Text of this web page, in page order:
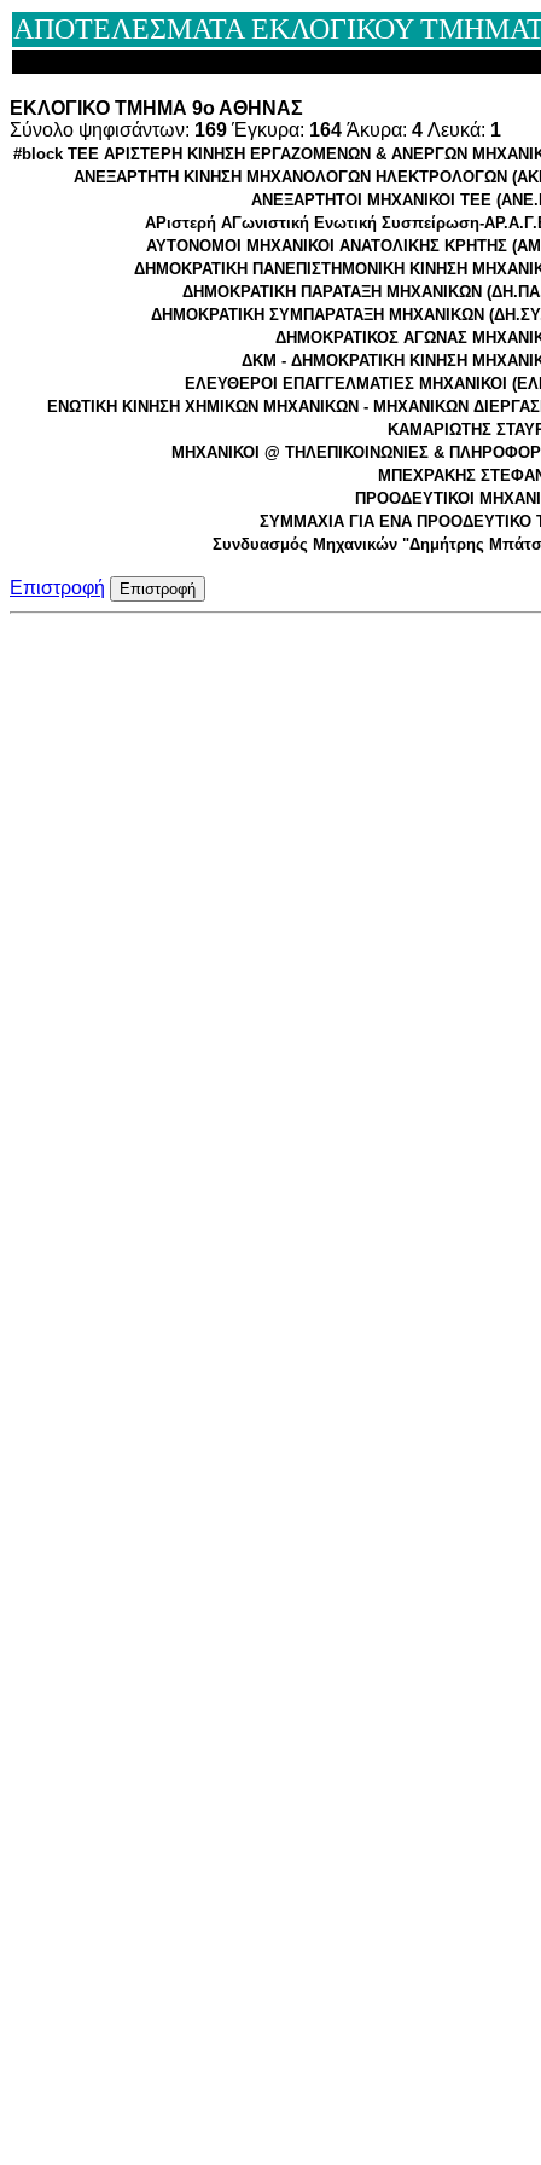
ΑΠΟΤΕΛΕΣΜΑΤΑ ΕΚΛΟΓΙΚΟΥ
ΕΚΛΟΓΙΚΟ ΤΜΗΜΑ 9ο ΑΘΗΝΑΣ
Σύνολο ψηφισάντων: 169 Έγκυρα: 164 Άκυρα: 4 Λευκά: 1
#block TEE ΑΡΙΣΤΕΡΗ ΚΙΝΗΣΗ ΕΡΓΑΖΟΜΕΝΩΝ & ΑΝΕΡΓΩΝ
ΑΝΕΞΑΡΤΗΤΗ ΚΙΝΗΣΗ ΜΗΧΑΝΟΛΟΓΩΝ ΗΛΕΚΤΡΟΛΟΓΩΝ
ΑΝΕΞΑΡΤΗΤΟΙ ΜΗΧΑΝΙΚΟΙ ΤΕΕ
ΑΡιστερή ΑΓωνιστική Ενωτική Συσπείρωση-
ΑΥΤΟΝΟΜΟΙ ΜΗΧΑΝΙΚΟΙ ΑΝΑΤΟΛΙΚΗΣ ΚΡΗΤΗΣ
ΔΗΜΟΚΡΑΤΙΚΗ ΠΑΝΕΠΙΣΤΗΜΟΝΙΚΗ ΚΙΝΗΣΗ
ΔΗΜΟΚΡΑΤΙΚΗ ΠΑΡΑΤΑΞΗ ΜΗΧΑΝΙΚΩΝ
ΔΗΜΟΚΡΑΤΙΚΗ ΣΥΜΠΑΡΑΤΑΞΗ ΜΗΧΑΝΙΚΩΝ
ΔΗΜΟΚΡΑΤΙΚΟΣ ΑΓΩΝΑΣ
ΔΚΜ - ΔΗΜΟΚΡΑΤΙΚΗ ΚΙΝΗΣΗ
ΕΛΕΥΘΕΡΟΙ ΕΠΑΓΓΕΛΜΑΤΙΕΣ ΜΗΧΑΝΙΚΟΙ
ΕΝΩΤΙΚΗ ΚΙΝΗΣΗ ΧΗΜΙΚΩΝ ΜΗΧΑΝΙΚΩΝ - ΜΗΧΑΝΙΚΩΝ
ΚΑΜΑΡΙΩΤΗΣ
ΜΗΧΑΝΙΚΟΙ @ ΤΗΛΕΠΙΚΟΙΝΩΝΙΕΣ &
ΜΠΕΧΡΑΚΗΣ
ΠΡΟΟΔΕΥΤΙΚΟΙ
ΣΥΜΜΑΧΙΑ ΓΙΑ ΕΝΑ ΠΡΟΟΔΕΥΤΙΚΟ
Συνδυασμός Μηχανικών "Δημήτρης
Επιστροφή